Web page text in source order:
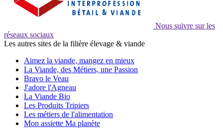
Nous suivre sur les
réseaux sociaux
Les autres sites de la filière élevage & viande
Aimez la viande, mangez en mieux
La Viande, des Métiers, une Passion
Bravo le Veau
J'adore l'Agneau
La Viande Bio
Les Produits Tripiers
Les métiers de l'alimentation
Mon assiette Ma planète